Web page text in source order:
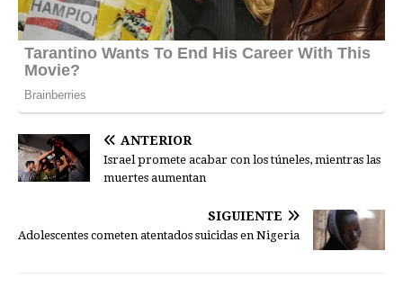
ANTERIOR
Israel promete acabar con los túneles, mientras las
muertes aumentan
SIGUIENTE
Adolescentes cometen atentados suicidas en Nigeria